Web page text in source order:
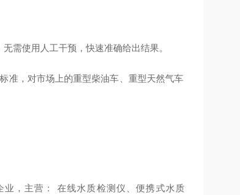
无需使用人工干预，快速准确给出结果。
准，对市场上的重型柴油车、重型天然气车
，主营： 在线水质检测仪、便携式水质